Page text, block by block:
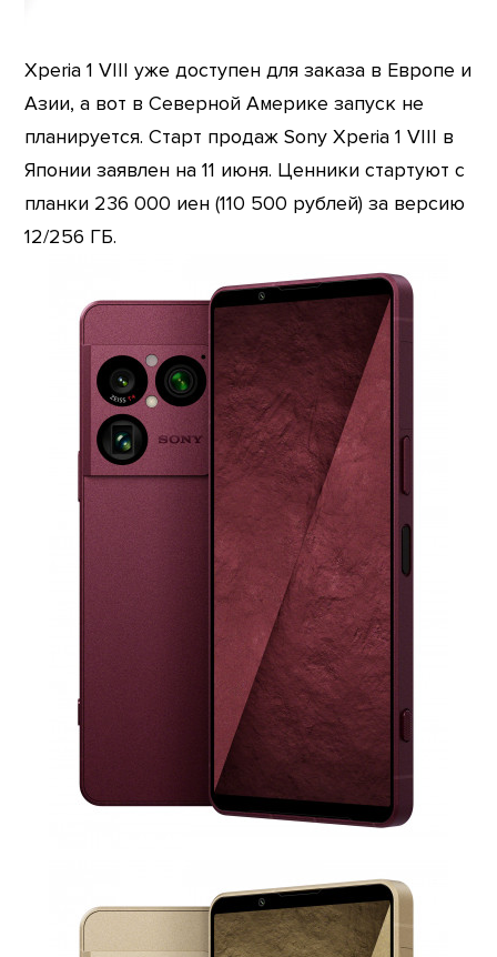
Xperia 1 VIII уже доступен для заказа в Европе и
Азии, а вот в Северной Америке запуск не
планируется. Старт продаж Sony Xperia 1 VIII в
Японии заявлен на 11 июня. Ценники стартуют с
планки 236 000 иен (110 500 рублей) за версию
12/256 ГБ.